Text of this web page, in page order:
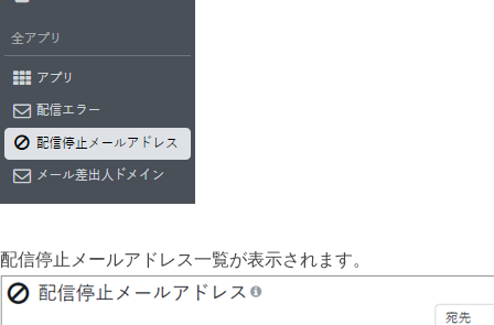
配信停止メールアドレス一覧が表示されます。